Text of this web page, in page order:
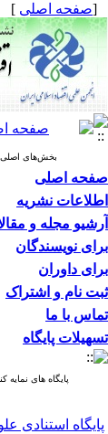
[صفحه اصلی ]
بخش‌های اصلی
صفحه اصلی
اطلاعات نشریه
آرشیو مجله و
برای نویسندگان
برای داوران
ثبت نام و اشتراک
تماس با ما
تسهیلات پایگاه
پایگاه های نمایه
پایگاه استنادی